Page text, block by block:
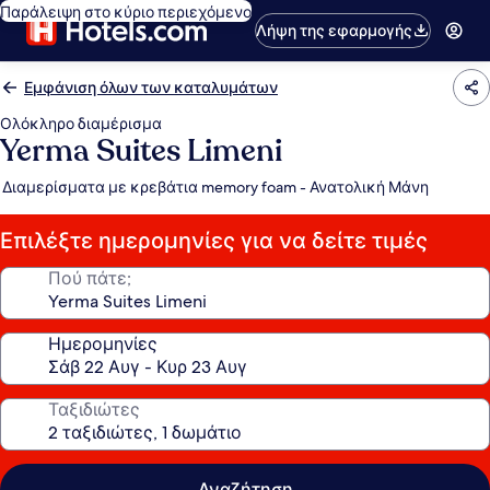
Παράλειψη στο κύριο περιεχόμενο
Λήψη της εφαρμογής
Εμφάνιση όλων των καταλυμάτων
Ολόκληρο διαμέρισμα
Yerma Suites Limeni
Διαμερίσματα με κρεβάτια memory foam - Ανατολική Μάνη
Επιλέξτε ημερομηνίες για να δείτε τιμές
Πού πάτε;
Ημερομηνίες
Ταξιδιώτες